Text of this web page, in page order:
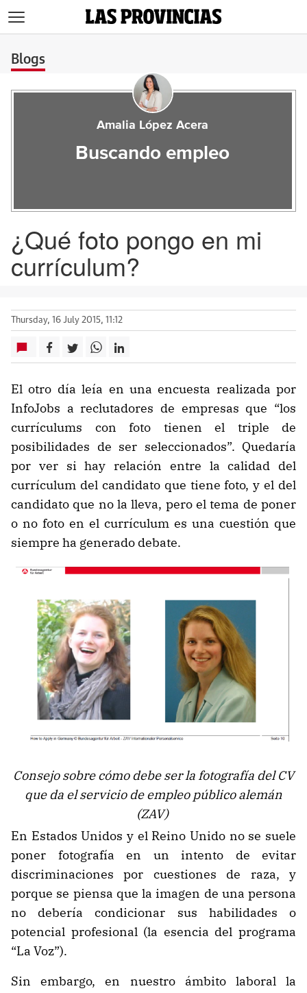
Blogs
Amalia López Acera
Buscando empleo
¿Qué foto pongo en mi
currículum?
Thursday, 16 July 2015, 11:12
El otro día leía en una encuesta realizada por
InfoJobs a reclutadores de empresas que “los
currículums con foto tienen el triple de
posibilidades de ser seleccionados”. Quedaría
por ver si hay relación entre la calidad del
currículum del candidato que tiene foto, y el del
candidato que no la lleva, pero el tema de poner
o no foto en el currículum es una cuestión que
siempre ha generado debate.
Consejo sobre cómo debe ser la fotografía del CV
que da el servicio de empleo públicoalemán
(ZAV)
En Estados Unidos y el Reino Unido no se suele
poner fotografía en un intento de evitar
discriminaciones por cuestiones de raza, y
porque se piensa que la imagen de una persona
no debería condicionar sus habilidades o
potencial profesional (la esencia del programa
“La Voz”).
Sin embargo, en nuestro ámbito laboral la